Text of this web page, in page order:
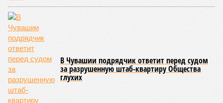
В Чувашии подрядчик ответит перед судом
за разрушенную штаб-квартиру Общества
глухих